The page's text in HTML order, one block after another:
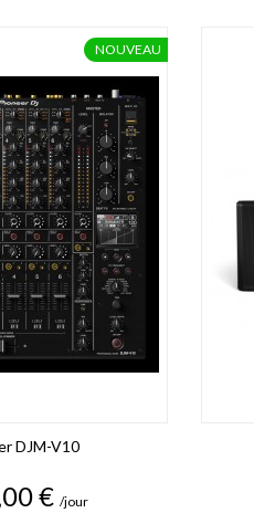
DJM-V10
€ /jour
NOUVEAU